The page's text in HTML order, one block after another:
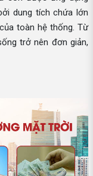
dung tích chứa lớn
toàn hệ thống. Từ
trở nên đơn giản,